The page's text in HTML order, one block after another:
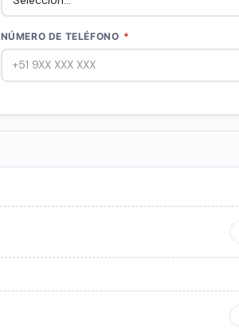
NÚMERO DE TELÉFONO *